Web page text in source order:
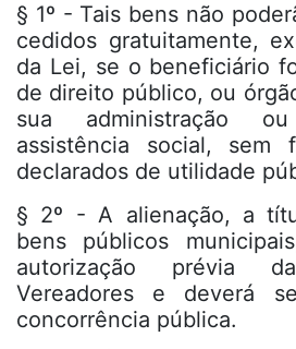
§ 1º - Tais bens não
cedidos gratuitamente,
da Lei, se o beneficiário
de direito público, ou
sua administração
assistência social, sem
declarados de utilidade
§ 2º - A alienação, a
bens públicos
autorização prévia
Vereadores e deverá
concorrência pública.